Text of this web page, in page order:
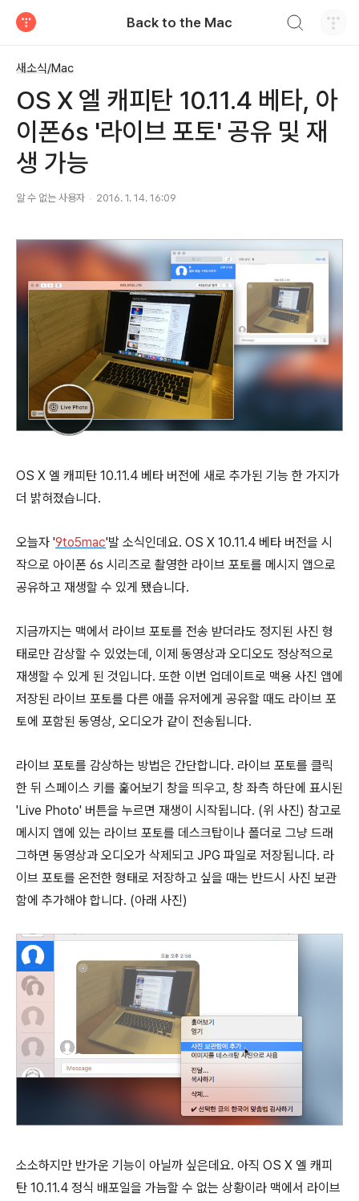
Back to the Mac
새소식/Mac
OS X 엘 캐피탄 10.11.4 베타, 아
이폰6s '라이브 포토' 공유 및 재
생 가능
알 수 없는 사용자 2016. 1. 14. 16:09
OS X 엘 캐피탄 10.11.4 베타 버전에 새로 추가된 기능 한 가지가
더 밝혀졌습니다.
오늘자 '9to5mac'발 소식인데요. OS X 10.11.4 베타 버전을 시
작으로 아이폰 6s 시리즈로 촬영한 라이브 포토를 메시지 앱으로
공유하고 재생할 수 있게 됐습니다.
지금까지는 맥에서 라이브 포토를 전송 받더라도 정지된 사진 형
태로만 감상할 수 있었는데, 이제 동영상과 오디오도 정상적으로
재생할 수 있게 된 것입니다. 또한 이번 업데이트로 맥용 사진 앱에
저장된 라이브 포토를 다른 애플 유저에게 공유할 때도 라이브 포
토에 포함된 동영상, 오디오가 같이 전송됩니다.
라이브 포토를 감상하는 방법은 간단합니다. 라이브 포토를 클릭
한 뒤 스페이스 키를 훑어보기 창을 띄우고, 창 좌측 하단에 표시된
'Live Photo' 버튼을 누르면 재생이 시작됩니다. (위 사진) 참고로
메시지 앱에 있는 라이브 포토를 데스크탑이나 폴더로 그냥 드래
그하면 동영상과 오디오가 삭제되고 JPG 파일로 저장됩니다. 라
이브 포토를 온전한 형태로 저장하고 싶을 때는 반드시 사진 보관
함에 추가해야 합니다. (아래 사진)
소소하지만 반가운 기능이 아닐까 싶은데요. 아직 OS X 엘 캐피
탄 10.11.4 정식 배포일을 가늠할 수 없는 상황이라 맥에서 라이브